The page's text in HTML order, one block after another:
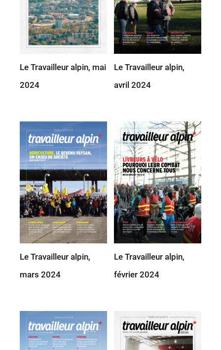
Le Travailleur alpin, mai
2024
Le Travailleur alpin,
avril 2024
Le Travailleur alpin,
mars 2024
Le Travailleur alpin,
février 2024